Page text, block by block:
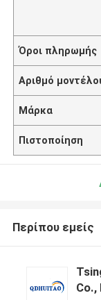
Όροι πληρωμής
Αριθμό
Μάρκα
Πιστοποίηση
Περίπου εμείς